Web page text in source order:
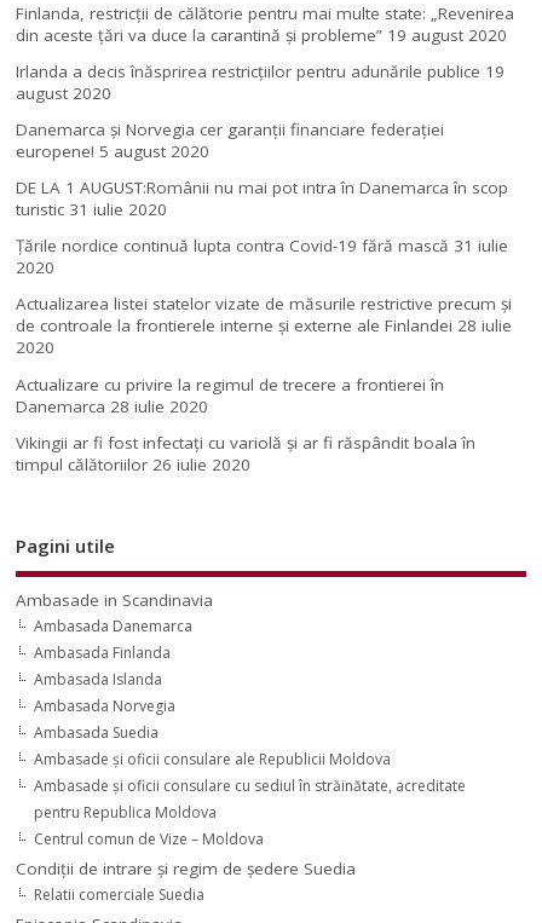
Finlanda, restricţii de călătorie pentru mai multe state: „Revenirea
din aceste ţări va duce la carantină şi probleme” 19 august 2020
Irlanda a decis înăsprirea restricțiilor pentru adunările publice 19
august 2020
Danemarca și Norvegia cer garanții financiare federației
europene! 5 august 2020
DE LA 1 AUGUST:Românii nu mai pot intra în Danemarca în scop
turistic 31 iulie 2020
Țările nordice continuă lupta contra Covid-19 fără mască 31 iulie
2020
Actualizarea listei statelor vizate de măsurile restrictive precum și
de controale la frontierele interne și externe ale Finlandei 28 iulie
2020
Actualizare cu privire la regimul de trecere a frontierei în
Danemarca 28 iulie 2020
Vikingii ar fi fost infectaţi cu variolă şi ar fi răspândit boala în
timpul călătoriilor 26 iulie 2020
Pagini utile
Ambasade in Scandinavia
Ambasada Danemarca
Ambasada Finlanda
Ambasada Islanda
Ambasada Norvegia
Ambasada Suedia
Ambasade şi oficii consulare ale Republicii Moldova
Ambasade şi oficii consulare cu sediul în străinătate, acreditate
pentru Republica Moldova
Centrul comun de Vize – Moldova
Condiţii de intrare şi regim de şedere Suedia
Relatii comerciale Suedia